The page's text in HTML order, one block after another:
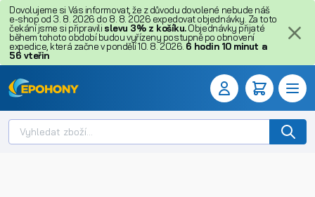
Dovolujeme si Vás informovat, že z důvodu dovolené nebude náš
e-shop od 3. 8. 2026 do 8. 8. 2026 expedovat objednávky. Za toto
čekání jsme si připravili slevu 3% z košíku.Objednávky přijaté
během tohoto období budou vyřízeny postupně po obnovení
expedice, která začne v pondělí 10. 8. 2026. 6 hodin 10 minut a
55 vteřin